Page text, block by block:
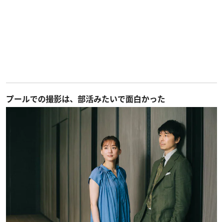
プールでの撮影は、部活みたいで面白かった